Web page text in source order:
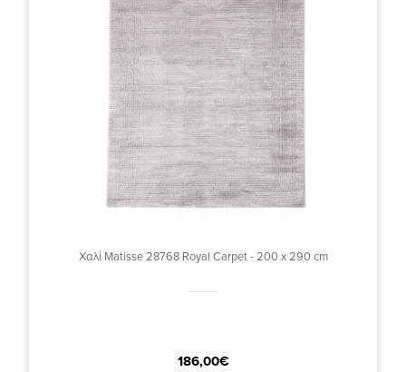
Χαλί Matisse 28768 Royal Carpet - 200 x 290 cm
186,00€